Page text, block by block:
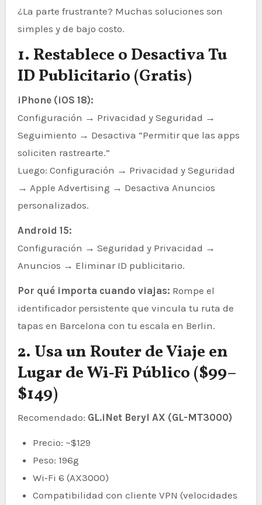
¿La parte frustrante? Muchas soluciones son
simples y de bajo costo.
1. Restablece o Desactiva Tu
ID Publicitario (Gratis)
iPhone (iOS 18):
Configuración → Privacidad y Seguridad →
Seguimiento → Desactiva “Permitir que las apps
soliciten rastrearte.”
Luego: Configuración → Privacidad y Seguridad
→ Apple Advertising → Desactiva Anuncios
personalizados.
Android 15:
Configuración → Seguridad y Privacidad →
Anuncios → Eliminar ID publicitario.
Por qué importa cuando viajas: Rompe el
identificador persistente que vincula tu ruta de
tapas en Barcelona con tu escala en Berlin.
2. Usa un Router de Viaje en
Lugar de Wi‑Fi Público ($99–
$149)
Recomendado: GL.iNet Beryl AX (GL-MT3000)
Precio: ~$129
Peso: 196g
Wi‑Fi 6 (AX3000)
Compatibilidad con cliente VPN (velocidades